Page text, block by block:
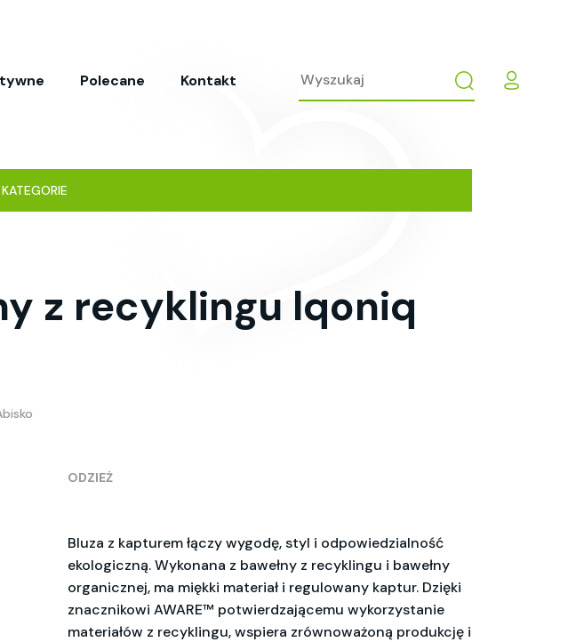
Polecane Kontakt
z recyklingu Iqoniq
ODZIEŻ
Bluza z kapturem łączy wygodę, styl i odpowiedzialność
ekologiczną. Wykonana z bawełny z recyklingu i bawełny
organicznej, ma miękki materiał i regulowany kaptur. Dzięki
znacznikowi AWARE™ potwierdzającemu wykorzystanie
materiałów z recyklingu, wspiera zrównoważoną produkcję i